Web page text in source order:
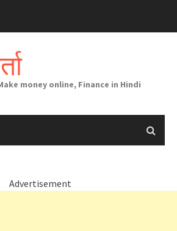
money online, Finance in Hindi
Advertisement